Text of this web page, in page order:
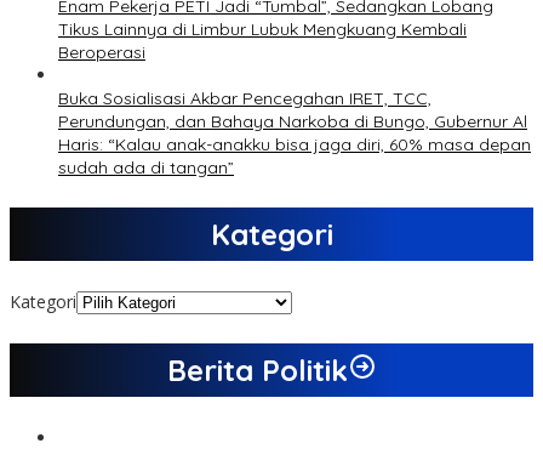
Enam Pekerja PETI Jadi “Tumbal”, Sedangkan Lobang
Tikus Lainnya di Limbur Lubuk Mengkuang Kembali
Beroperasi
Buka Sosialisasi Akbar Pencegahan IRET, TCC,
Perundungan, dan Bahaya Narkoba di Bungo, Gubernur Al
Haris: “Kalau anak-anakku bisa jaga diri, 60% masa depan
sudah ada di tangan”
Kategori
Kategori
Berita Politik